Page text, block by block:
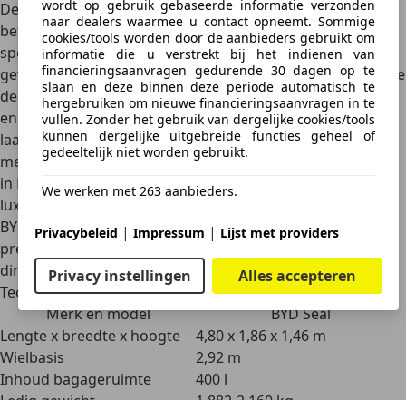
wordt op gebruik gebaseerde informatie verzonden
naar dealers waarmee u contact opneemt. Sommige
cookies/tools worden door de aanbieders gebruikt om
informatie die u verstrekt bij het indienen van
financieringsaanvragen gedurende 30 dagen op te
slaan en deze binnen deze periode automatisch te
hergebruiken om nieuwe financieringsaanvragen in te
vullen. Zonder het gebruik van dergelijke cookies/tools
kunnen dergelijke uitgebreide functies geheel of
gedeeltelijk niet worden gebruikt.
We werken met 263 aanbieders.
Privacybeleid | Impressum | Lijst met providers
Privacy instellingen Alles accepteren
De BYD Seal bewijst dat Chinese merken niet alleen
betaalbare instappers kunnen bouwen, maar ook
sportieve en luxueuze EV’s die de strijd aankunnen met
gevestigde namen. Sterke punten zijn het indrukwekkende
design, dehoogwaardige afwerking, de sterke prestaties
en de ruime actieradius. Minpunten zijn dat de
laadsnelheid niet tot de absolute top behoort en dat het
merk BYD nog altijd aan naamsbekendheid moet winnen
in Europa. Voor automobilisten die op zoek zijn naar een
luxe, sportieve en representatieve elektrische sedan, is de
BYD Seal een overtuigende keuze. Hij combineert
prestaties, comfort en uitrusting op een manier die hem
direct een plek geeft in het premiumsegment.
Technische gegevens
Merk en model
BYD Seal
Lengte x breedte x hoogte
4,80 x 1,86 x 1,46 m
Wielbasis
2,92 m
Inhoud bagageruimte
400 l